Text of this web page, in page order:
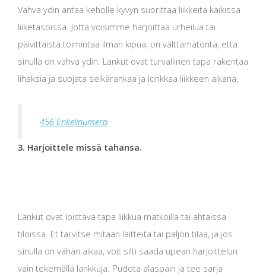
Vahva ydin antaa keholle kyvyn suorittaa liikkeitä kaikissa
liiketasoissa. Jotta voisimme harjoittaa urheilua tai
päivittäistä toimintaa ilman kipua, on välttämätöntä, että
sinulla on vahva ydin. Lankut ovat turvallinen tapa rakentaa
lihaksia ja suojata selkärankaa ja lonkkaa liikkeen aikana.
456 Enkelinumero
3. Harjoittele missä tahansa.
Lankut ovat loistava tapa liikkua matkoilla tai ahtaissa
tiloissa. Et tarvitse mitään laitteita tai paljon tilaa, ja jos
sinulla on vähän aikaa, voit silti saada upean harjoittelun
vain tekemällä lankkuja. Pudota alaspäin ja tee sarja